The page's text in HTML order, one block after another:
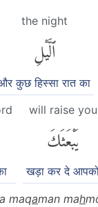
the night
ٱلَّيْلِ
कुछ हिस्सा रात का
will raise you
يَبْعَثَكَ
खड़ा कर दे
maqaman mah